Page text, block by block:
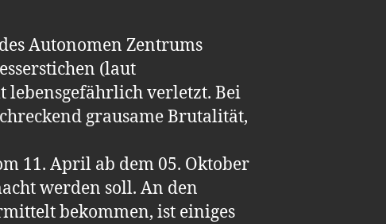
Autonomen Zentrums
(laut
lebensgefährlich verletzt. Bei
grausame Brutalität,
11. April ab dem 05. Oktober
werden soll. An den
bekommen, ist einiges